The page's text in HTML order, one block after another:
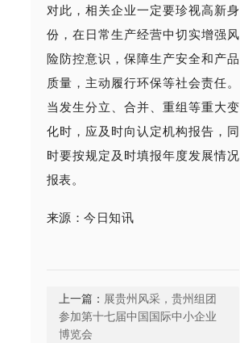
对此，相关企业一定要珍视高新身
份，在日常生产经营中切实增强风
险防控意识，保障生产安全和产品
质量，主动履行环保等社会责任。
当发生分立、合并、重组等重大变
化时，应及时向认定机构报告，同
时要按规定及时填报年度发展情况
报表。
来源：今日知讯
上一篇： 展贵州风采，贵州组团
参加第十七届中国国际中小企业
博览会